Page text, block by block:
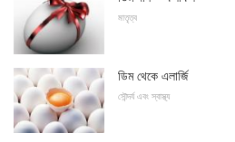
মাতৃত্ব
ডিম থেকে এলার্জি
সৌন্দর্য এবং স্বাস্থ্য